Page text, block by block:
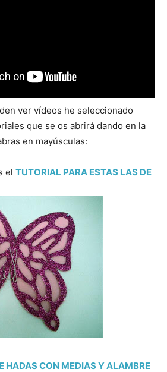
ver vídeos he seleccionado
que se os abrirá dando en la
en mayúsculas:
el TUTORIAL PARA ESTAS LAS DE
HADAS CON MEDIAS Y ALAMBRE